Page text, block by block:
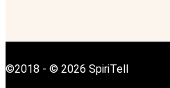
©2018 - © 2026 SpiriTell